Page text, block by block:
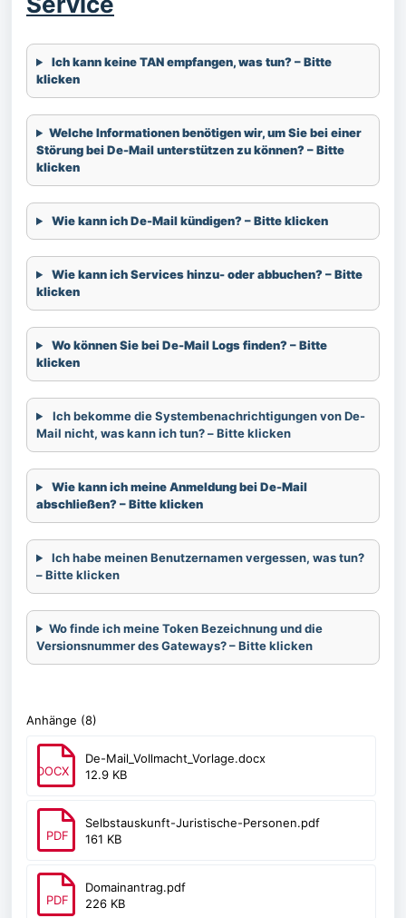
Ich kann keine TAN empfangen, was tun? – Bitte
klicken
Welche Informationen benötigen wir, um Sie bei einer
Störung bei De-Mail unterstützen zu können? – Bitte
klicken
Wie kann ich De-Mail kündigen? – Bitte klicken
Wie kann ich Services hinzu- oder abbuchen? – Bitte
klicken
Wo können Sie bei De-Mail Logs finden? – Bitte
klicken
Ich bekomme die Systembenachrichtigungen von De-
Mail nicht, was kann ich tun?–Bitte klicken
Wie kann ich meine Anmeldung bei De-Mail
abschließen? – Bitte klicken
Ich habe meinen Benutzernamen vergessen, was tun?
– Bitte klicken
Wo finde ich meine Token Bezeichnung und die
Versionsnummer des Gateways? – Bitte klicken
Anhänge (8)
DOCX
De-Mail_Vollmacht_Vorlage.docx
12.9 KB
PDF
Selbstauskunft-Juristische-Personen.pdf
161 KB
PDF
Domainantrag.pdf
226 KB